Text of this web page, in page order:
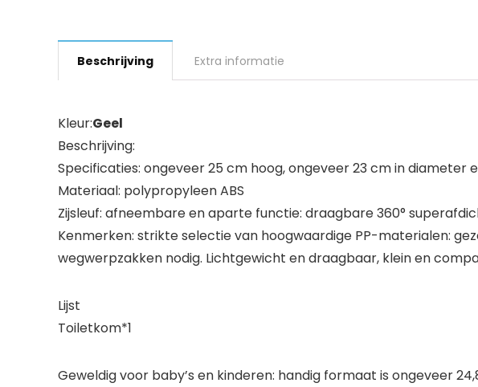
Beschrijving Extra informatie
Kleur:Geel
Beschrijving:
Specificaties: ongeveer 25 cm hoog, ongeveer 23 cm in diameter
Materiaal: polypropyleen ABS
Zijsleuf: afneembare en aparte functie: draagbare 360°
Kenmerken: strikte selectie van hoogwaardige PP-materialen:
wegwerpzakken nodig. Lichtgewicht en draagbaar, klein en
Lijst
Toiletkom*1
Geweldig voor baby’s en kinderen: handig formaat is ongeveer